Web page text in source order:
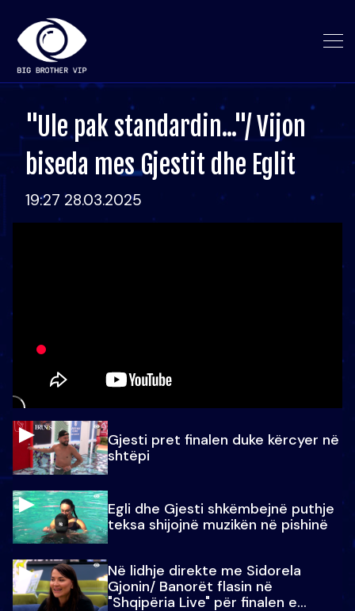
"Ule pak standardin..."/ Vijon
biseda mes Gjestit dhe Eglit
19:27 28.03.2025
Gjesti pret finalen duke kërcyer në
shtëpi
Egli dhe Gjesti shkëmbejnë puthje
teksa shijojnë muzikën në pishinë
Në lidhje direkte me Sidorela
Gjonin/ Banorët flasin në
"Shqipëria Live" për finalen e